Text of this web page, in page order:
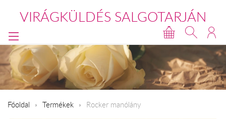
VIRÁGKÜLDÉS SALGOTARJÁN
Főoldal Termékek Rocker manólány